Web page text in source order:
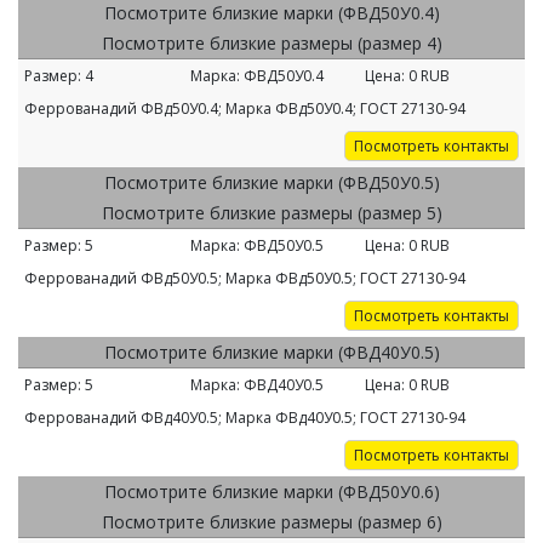
Посмотрите близкие марки (ФВД50У0.4)
Посмотрите близкие размеры (размер 4)
Размер: 4 Марка: ФВД50У0.4 Цена: 0 RUB
Феррованадий ФВд50У0.4; Марка ФВд50У0.4; ГОСТ 27130-94
Посмотреть контакты
Посмотрите близкие марки (ФВД50У0.5)
Посмотрите близкие размеры (размер 5)
Размер: 5 Марка: ФВД50У0.5 Цена: 0 RUB
Феррованадий ФВд50У0.5; Марка ФВд50У0.5; ГОСТ 27130-94
Посмотреть контакты
Посмотрите близкие марки (ФВД40У0.5)
Размер: 5 Марка: ФВД40У0.5 Цена: 0 RUB
Феррованадий ФВд40У0.5; Марка ФВд40У0.5; ГОСТ 27130-94
Посмотреть контакты
Посмотрите близкие марки (ФВД50У0.6)
Посмотрите близкие размеры (размер 6)